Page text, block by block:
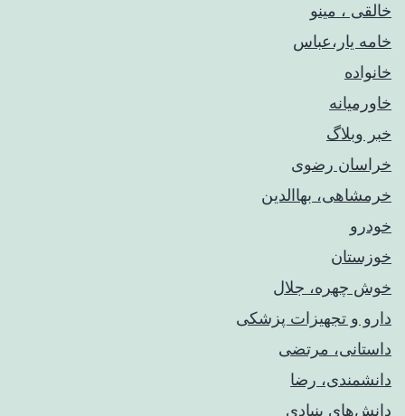
خالقی ، مینو
خامه یار،عباس
خانواده
خاورمیانه
خبر وبلاگ
خراسان رضوی
خرمشاهی، بهاالدین
خودرو
خوزستان
خوش چهره، جلال
دارو و تجهیزات پزشکی
داستانی، مرتضی
دانشمندی، رضا
دانش‌های بنیادی